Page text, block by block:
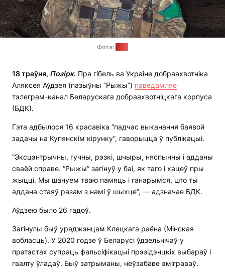
Фота:
18 траўня, Позірк. Пра гібель ва Украіне добраахвотніка
Аляксея Аўдзея (пазыўны “Рыжы”) паведамляе
тэлеграм-канал Беларускага добраахвотніцкага корпуса
(БДК).
Гэта адбылося 16 красавіка “падчас выканання баявой
задачы на Купянскім кірунку”, гаворыцца ў публікацыі.
“Эксцэнтрычны, гучны, рэзкі, шчыры, няспынны і адданы
сваёй справе. “Рыжы” загінуў у баі, як таго і хацеў пры
жыцці. Мы шануем тваю памяць і ганарымся, што ты
аддана стаяў разам з намі ў шыхце”, — адзначае БДК.
Аўдзею было 26 гадоў.
Загінулы быў ураджэнцам Клецкага раёна (Мінская
вобласць). У 2020 годзе ў Беларусі ўдзельнічаў у
пратэстах супраць фальсіфікацыі прэзідэнцкіх выбараў і
гвалту ўладаў. Быў затрыманы, неўзабаве эміграваў.